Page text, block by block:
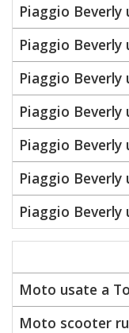
Piaggio Beverly
Piaggio
Piaggio
Piaggio Beverly
Piaggio Beverly
Piaggio Beverly
Piaggio Beverly
Moto usate a
Moto scooter